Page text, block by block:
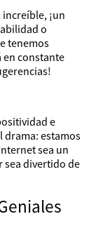
¡un
o
tenemos
en constante
e
drama: estamos
sea un
sea divertido de